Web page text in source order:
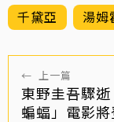
千黛亞 湯姆
← 上一篇
東野圭吾驟
蝙蝠」電影